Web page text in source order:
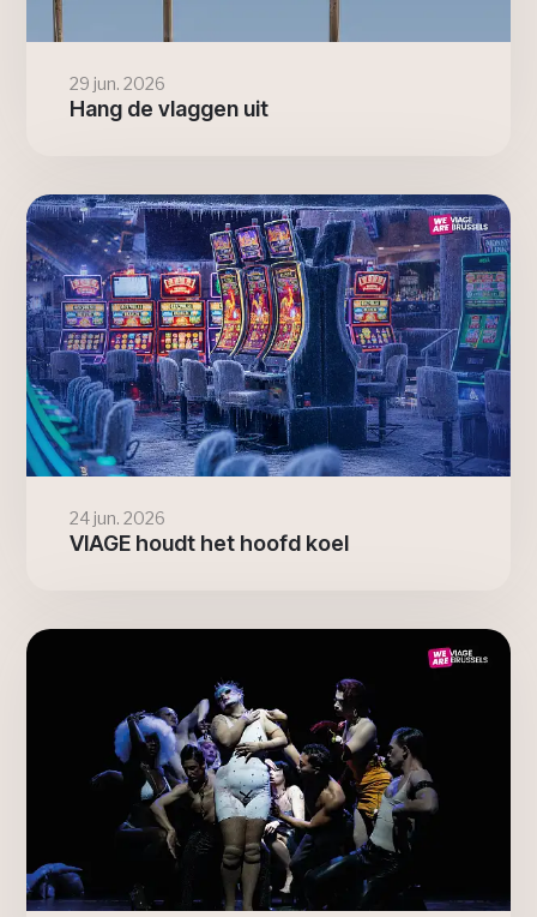
29 jun. 2026
Hang de vlaggen uit
24 jun. 2026
VIAGE houdt het hoofd koel